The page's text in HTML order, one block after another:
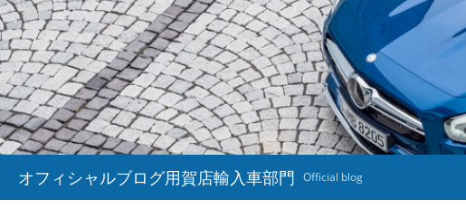
オフィシャルブログ用賀店輸入車部門 Official blog